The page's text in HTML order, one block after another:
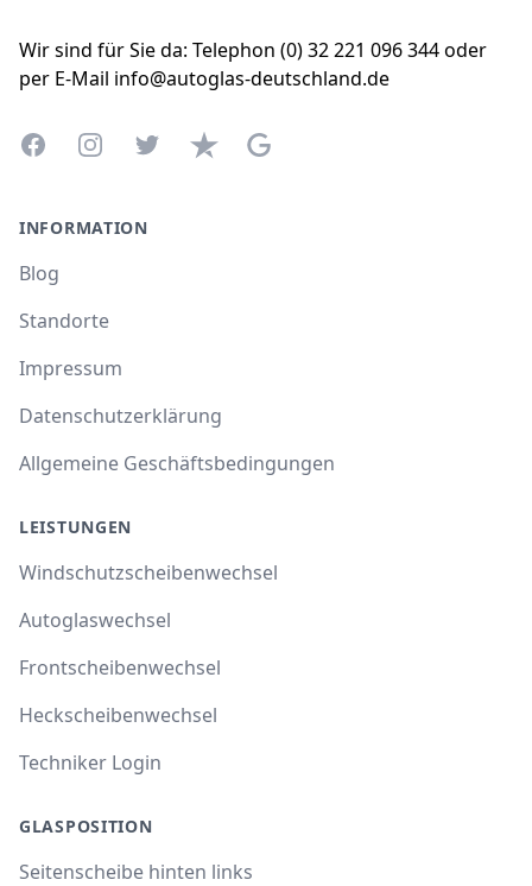
Wir sind für Sie da: Telephon (0) 32 221 096 344 oder
per E-Mail info@autoglas-deutschland.de
FacebookInstagramTwitterTrustpilotGoogle Business Profile
INFORMATION
Blog
Standorte
Impressum
Datenschutzerklärung
Allgemeine Geschäftsbedingungen
LEISTUNGEN
Windschutzscheibenwechsel
Autoglaswechsel
Frontscheibenwechsel
Heckscheibenwechsel
Techniker Login
GLASPOSITION
Seitenscheibe hinten links